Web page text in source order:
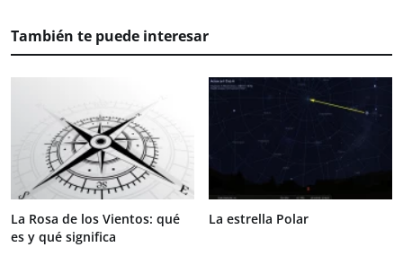
También te puede interesar
La Rosa de los Vientos: qué
es y qué significa
La estrella Polar